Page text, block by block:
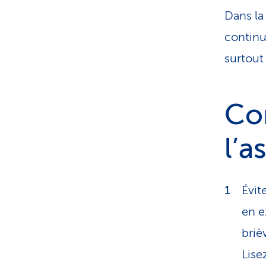
Dans
surtout
en